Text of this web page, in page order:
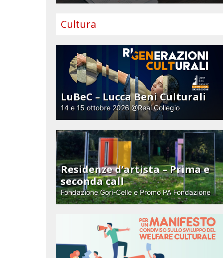
Cultura
LuBeC – Lucca Beni Culturali
14 e 15 ottobre 2026 @Real Collegio
Residenze d’artista – Prima e
seconda call
Fondazione Gori-Celle e Promo PA Fondazione